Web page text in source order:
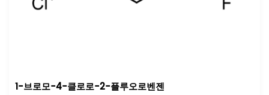
1-브로모-4-클로로-2-플루오로벤젠